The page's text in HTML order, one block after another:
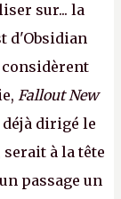
sur... la
d'Obsidian
considèrent
Fallout New
déjà dirigé le
serait à la tête
passage un